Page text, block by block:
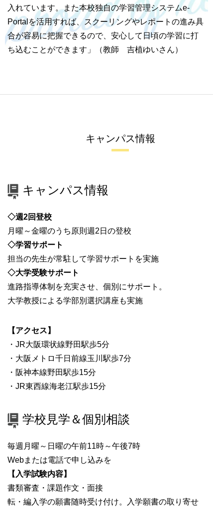
入れています。また本校独自の学習管理システムe-
Portalを活用すれば、スクーリングやレポートの進み具
合が容易に把握できるので、安心して日頃の学習に打
ち込むことができます」（教師 吉植ゆいさん）
キャンパス情報
キャンパス情報
◇週2回登校
月曜～金曜のうち原則週2日の登校
◇学習サポート
担当の先生が常駐して学習サポートを実施
◇大学受験サポート
進路指導体制を充実させ、個別にサポート。
大学教授による学部別選択講座も実施
【アクセス】
・JR大阪環状線野田駅歩5分
・大阪メトロ千日前線玉川駅歩7分
・阪神本線野田駅歩15分
・JR東西線海老江駅歩15分
学校見学＆個別相談
毎週月曜～日曜の午前11時～午後7時
Webまたは電話で申し込みを
【入学試験内容】
書類審査・課題作文・面接
転・編入学の願書随時受け付け。入学願書の取り寄せ